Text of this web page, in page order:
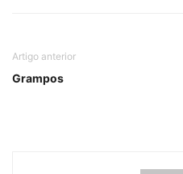
Artigo anterior
Grampos